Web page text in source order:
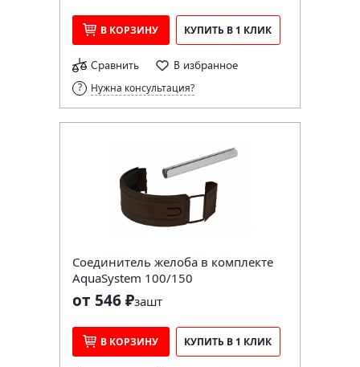
В КОРЗИНУ КУПИТЬ В 1 КЛИК
Сравнить В избранное
Нужна консультация?
Соединитель желоба в комплекте
AquaSystem 100/150
от 546 ₽зашт
В КОРЗИНУ КУПИТЬ В 1 КЛИК